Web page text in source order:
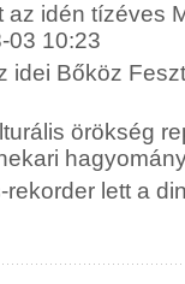
az idén tízéves
03 10:23
idei Bőköz
örökség
lett a